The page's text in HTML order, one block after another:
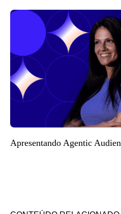
Apresentando Agentic